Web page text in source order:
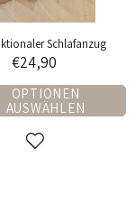
Bodysuit
€17,90
OPTIONEN
AUSWÄHLEN